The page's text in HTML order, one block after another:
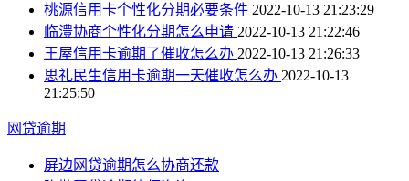
桃源信用卡个性化分期必要条件 2022-10-13 21:23:29
临澧协商个性化分期怎么申请 2022-10-13 21:22:46
王屋信用卡逾期了催收怎么办 2022-10-13 21:26:33
思礼民生信用卡逾期一天催收怎么办 2022-10-13
21:25:50
网贷逾期
屏边网贷逾期怎么协商还款